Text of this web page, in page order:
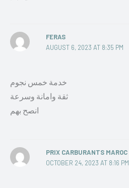
FERAS
AUGUST 6, 2023 AT 8:35 PM
خدمة خمس نجوم
ثقة وامانة وسرعة
انصح بهم
PRIX CARBURANTS MAROC
OCTOBER 24, 2023 AT 8:16 PM